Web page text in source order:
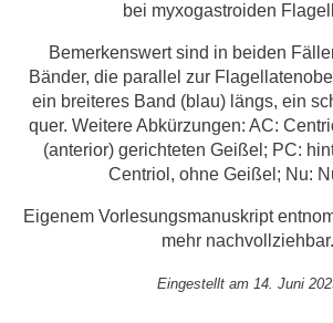
bei myxogastroiden
Bemerkenswert sind in beiden
Bänder, die parallel zur
ein breiteres Band (blau) längs, ein
quer. Weitere Abkürzungen: AC:
(anterior) gerichteten Geißel; PC:
Centriol, ohne Geißel; Nu:
Eigenem Vorlesungsmanuskript
mehr nachvollziehbar.
Eingestellt am 14. Juni